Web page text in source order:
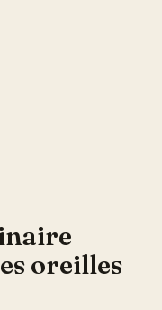
oreilles